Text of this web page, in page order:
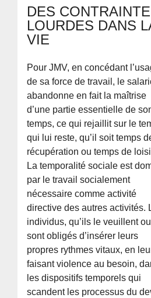
DES
LOURDES DANS
VIE
Pour JMV, en concédant
de sa force de travail, le
abandonne en fait la maîtrise
d’une partie essentielle de
temps, ce qui rejaillit sur le
qui lui reste, qu’il soit temps
récupération ou temps de
La temporalité sociale est
par le travail socialement
nécessaire comme activité
directive des autres activités.
individus, qu’ils le veuillent
sont obligés d’insérer leurs
propres rythmes vitaux, en
faisant violence au besoin,
les dispositifs temporels qui
scandent les processus du